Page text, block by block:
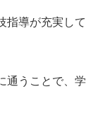
指導が充実して
通うことで、学